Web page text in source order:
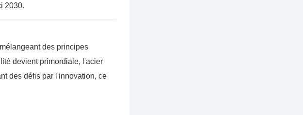
2030.
des principes
devient primordiale, l'acier
des défis par l'innovation, ce